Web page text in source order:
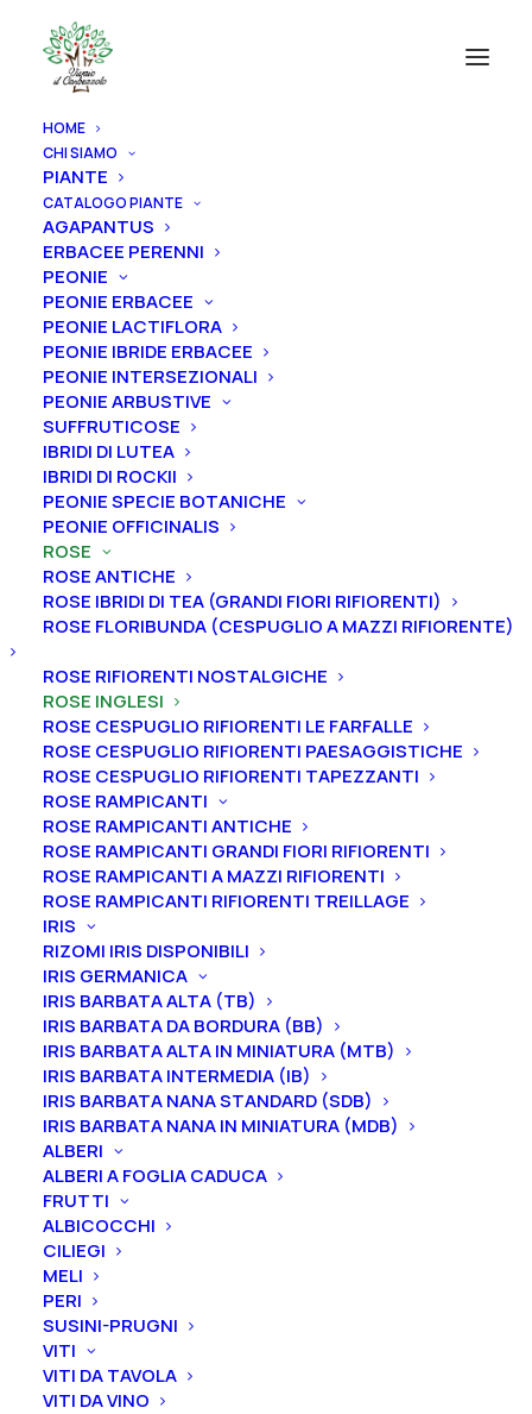
HOME
CHI SIAMO
PIANTE
CATALOGO PIANTE
AGAPANTUS
ERBACEE PERENNI
PEONIE
PEONIE ERBACEE
PEONIE LACTIFLORA
PEONIE IBRIDE ERBACEE
PEONIE INTERSEZIONALI
PEONIE ARBUSTIVE
SUFFRUTICOSE
IBRIDI DI LUTEA
IBRIDI DI ROCKII
PEONIE SPECIE BOTANICHE
PEONIE OFFICINALIS
ROSE
ROSE ANTICHE
ROSE IBRIDI DI TEA (GRANDI FIORI RIFIORENTI)
ROSE FLORIBUNDA (CESPUGLIO A MAZZI RIFIORENTE)
ROSE RIFIORENTI NOSTALGICHE
ROSE INGLESI
ROSE CESPUGLIO RIFIORENTI LE FARFALLE
ROSE CESPUGLIO RIFIORENTI PAESAGGISTICHE
ROSE CESPUGLIO RIFIORENTI TAPEZZANTI
ROSE RAMPICANTI
ROSE RAMPICANTI ANTICHE
ROSE RAMPICANTI GRANDI FIORI RIFIORENTI
ROSE RAMPICANTI A MAZZI RIFIORENTI
ROSE RAMPICANTI RIFIORENTI TREILLAGE
IRIS
RIZOMI IRIS DISPONIBILI
IRIS GERMANICA
IRIS BARBATA ALTA (TB)
IRIS BARBATA DA BORDURA (BB)
IRIS BARBATA ALTA IN MINIATURA (MTB)
IRIS BARBATA INTERMEDIA (IB)
IRIS BARBATA NANA STANDARD (SDB)
IRIS BARBATA NANA IN MINIATURA (MDB)
ALBERI
ALBERI A FOGLIA CADUCA
FRUTTI
ALBICOCCHI
CILIEGI
MELI
PERI
SUSINI-PRUGNI
VITI
VITI DA TAVOLA
VITI DA VINO
Rosa cespuglio rifiorente inglese “Strawberry Hill®”
Rosa cespuglio rifiorente
inglese “Strawberry Hill®”
27,00€
La Rosa “Strawberry Hill®” ha fiori a forma di coppa di
media dimensione, di un rosa etereo che sfuma
pastello ai bordi. Colpisce il suo intenso profumo di
mirra leggermente agrumato. Ha una crescita
vigorosa e sarmentosa.
Dimensione vaso
Rosa
cespuglio
rifiorente
inglese
"Strawberry
Hill®"
quantità
Ordina subito questo prodotto!
Puoi acquistare ora questo prodotto contattandoci e
indicando la dimensione del vaso desiderata e la
quantità